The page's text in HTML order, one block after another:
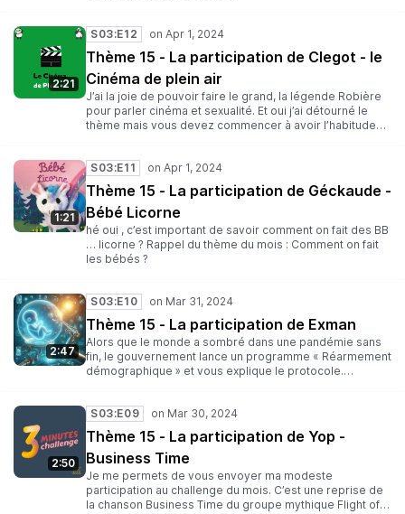
2:21
S03:E12
Thème 15 - La participation de Clegot - le
Cinéma de plein air
J’ai la joie de pouvoir faire le grand, la légende Robière
pour parler cinéma et sexualité. Et oui j’ai détourné le
thème mais vous devez commencer à avoir l’habitude
1:21
S03:E11
Thème 15 - La participation de Géckaude -
Bébé Licorne
hé oui , c’est important de savoir comment on fait des BB
… licorne ? Rappel du thème du mois : Comment on fait
les bébés ?
2:47
S03:E10
Thème 15 - La participation de Exman
Alors que le monde a sombré dans une pandémie sans
fin, le gouvernement lance un programme « Réarmement
démographique » et vous explique le protocole.
les bébés ?
2:50
S03:E09
Thème 15 - La participation de Yop -
Business Time
Je me permets de vous envoyer ma modeste
participation au challenge du mois. C’est une reprise de
la chanson Business Time du groupe mythique Flight of